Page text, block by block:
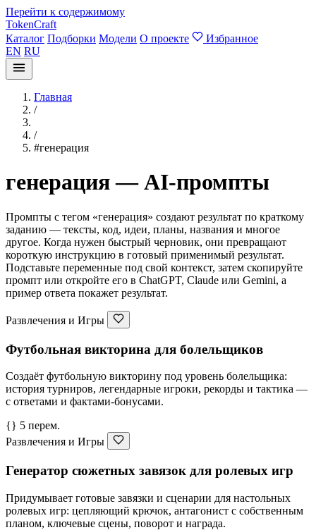
Перейти к содержимому
TokenCraft
Каталог Подборки Модели О проекте
Избранное
EN RU
Главная
/
/
#генерация
генерация — AI-промпты
Промпты с тегом «генерация» создают результат по краткому
заданию — тексты, код, идеи, планы, названия и многое
другое. Когда нужен быстрый черновик, они превращают
короткую инструкцию в готовый применимый результат.
Подставьте переменные под свой контекст, затем скопируйте
промпт или откройте его в ChatGPT, Claude или Gemini, а
пример ответа покажет результат.
Развлечения и Игры
Футбольная викторина для болельщиков
Создаёт футбольную викторину под уровень болельщика:
история турниров, легендарные игроки, рекорды и тактика —
с ответами и фактами-бонусами.
{} 5 перем.
Развлечения и Игры
Генератор сюжетных завязок для ролевых игр
Придумывает готовые завязки и сценарии для настольных
ролевых игр: цепляющий крючок, антагонист с собственным
планом, ключевые сцены, поворот и награда.